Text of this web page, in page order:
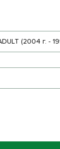
(2004 г. -